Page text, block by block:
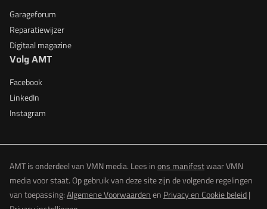
Garageforum
Reparatiewijzer
Digitaal magazine
Volg AMT
Facebook
LinkedIn
Instagram
AMT is onderdeel van VMN media. Lees inons manifestwaar VMN
media voor staat. Op gebruik van deze site zijn de volgende regelingen
van toepassing:Algemene Voorwaardenen Privacy en Cookie beleid|